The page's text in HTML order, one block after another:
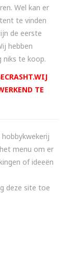
Wel kan er
te vinden
de eerste
hebben
niks te koop.
TE
menu om er
of ideeën
deze site toe